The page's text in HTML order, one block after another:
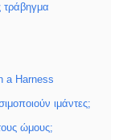
τράβηγμα
a Harness
ιμάντες;
ώμους;